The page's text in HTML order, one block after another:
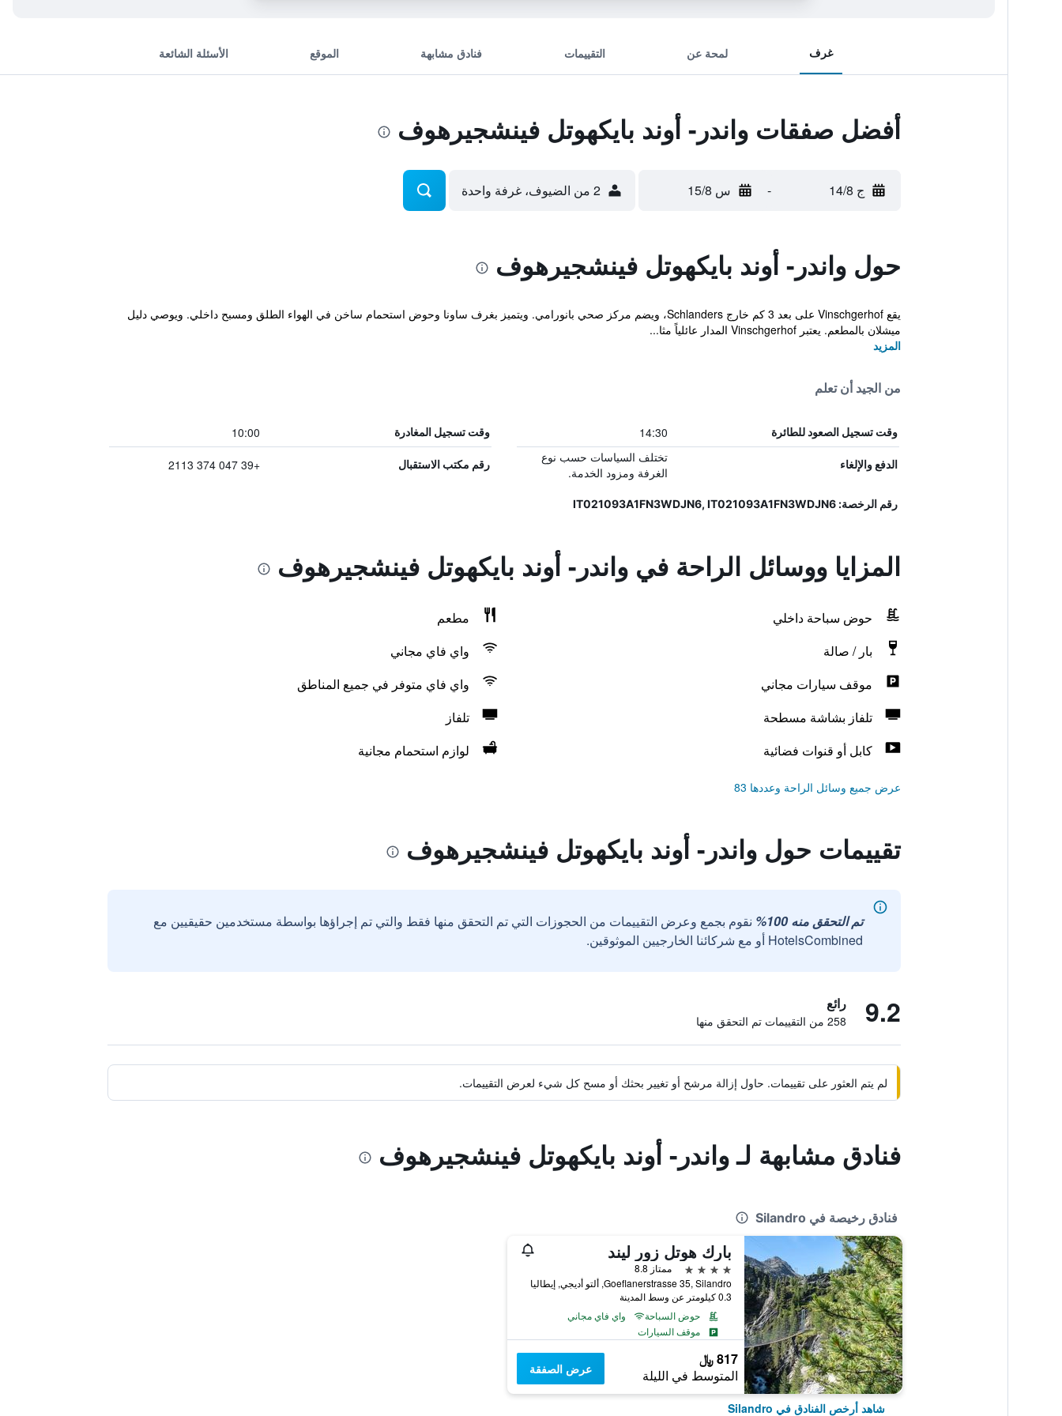
غرف لمحة عن التقييمات فنادق مشابهة الموقع الأسئلة الشائعة
أفضل صفقات واندر- أوند بايكهوتل فينشجيرهوف
ج 14/8 - س 15/8 2 من الضيوف، غرفة واحدة
حول واندر- أوند بايكهوتل فينشجيرهوف
يقع Vinschgerhof على بعد 3 كم خارج Schlanders، ويضم مركز صحي بانورامي. ويتميز بغرف ساونا وحوض استحمام ساخن في الهواء الطلق ومسبح داخلي. ويوصي دليل
ميشلان بالمطعم. يعتبر Vinschgerhof المدار عائلياً مثا...
المزيد
من الجيد أن تعلم
وقت تسجيل الصعود للطائرة 14:30 وقت تسجيل المغادرة 10:00
الدفع والإلغاء
تختلف السياسات حسب نوع
الغرفة ومزود الخدمة.
رقم مكتب الاستقبال +39 047 374 2113
رقم الرخصة: IT021093A1FN3WDJN6, IT021093A1FN3WDJN6
المزايا ووسائل الراحة في واندر- أوند بايكهوتل فينشجيرهوف
حوض سباحة داخلي
مطعم
بار / صالة
واي فاي مجاني
موقف سيارات مجاني
واي فاي متوفر في جميع المناطق
تلفاز بشاشة مسطحة
تلفاز
كابل أو قنوات فضائية
لوازم استحمام مجانية
عرض جميع وسائل الراحة وعددها 83
تقييمات حول واندر- أوند بايكهوتل فينشجيرهوف
تم التحقق منه 100%
نقوم بجمع وعرض التقييمات من الحجوزات التي تم التحقق منها فقط والتي تم إجراؤها بواسطة مستخدمين حقيقيين مع
HotelsCombined أو مع شركائنا الخارجيين الموثوقين.
9.2 رائع
258 من التقييمات تم التحقق منها
لم يتم العثور على تقييمات. حاول إزالة مرشح أو تغيير بحثك أو مسح كل شيء لعرض التقييمات.
فنادق مشابهة لـ واندر- أوند بايكهوتل فينشجيرهوف
فنادق رخيصة في Silandro
بارك هوتل زور ليند
4 نجوم
ممتاز 8.8
Goeflanerstrasse 35, Silandro, ألتو أديجي, إيطاليا
0.3 كيلومتر عن وسط المدينة
حوض السباحة
واي فاي مجاني
موقف السيارات
817 ﷼
المتوسط في الليلة عرض الصفقة
شاهد أرخص الفنادق في Silandro